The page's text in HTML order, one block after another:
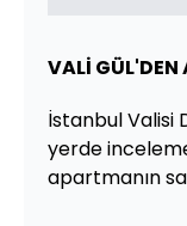
VALİ
İstanbul Valisi
yerde
apartmanın